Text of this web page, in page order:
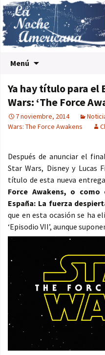
Menú
Ya hay título para el
Wars: ‘The Force
7 noviembre, 2014
Wars: The Force Awakens
Después de anunciar el
Star Wars, Disney y Lucas
título de esta nueva
Force Awakens, o
España: La fuerza
que en esta ocasión se ha
‘Episodio VII’, aunque